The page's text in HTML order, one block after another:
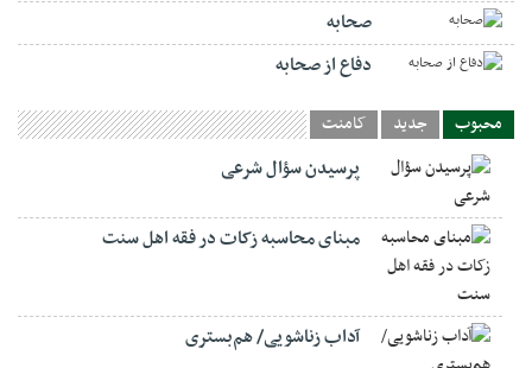
صحابه
دفاع از صحابه
محبوب جدید کامنت
پرسیدن سؤال شرعی
مبنای محاسبه زکات در فقه اهل سنت
آداب زناشویی/ هم‌بستری